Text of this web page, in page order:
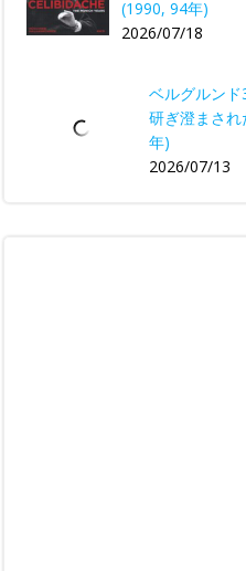
(1990, 94年)
2026/07/18
ベルグルン
研ぎ澄まさ
年)
2026/07/13